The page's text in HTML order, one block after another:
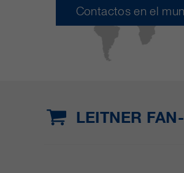
Contactos en el
LEITNER